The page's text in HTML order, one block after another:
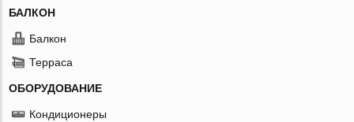
БАЛКОН
Балкон
Терраса
ОБОРУДОВАНИЕ
Кондиционеры